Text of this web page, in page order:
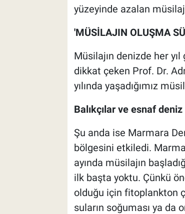
yüzeyinde azalan
'MÜSİLAJIN OLUŞMA
Müsilajın denizde her yıl
dikkat çeken Prof. Dr.
yılında yaşadığımız
Balıkçılar ve esnaf
Şu anda ise Marmara
bölgesini etkiledi.
ayında müsilajın
ilk başta yoktu. Çünkü
olduğu için fitoplankton
suların soğuması ya